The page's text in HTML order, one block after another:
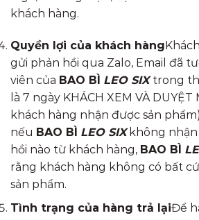
khách hàng.
Quyền lợi của khách hàng
gửi phản hồi qua Zalo, Email đã
viên của BAO BÌ LEO SIXtrong
là 7 ngày KHÁCH XEM VÀ
khách hàng nhận được sản
nếu BAO BÌ LEO SIXkhông nhận
hồi nào từ khách hàng, BAO BÌ
rằng khách hàng không có bất
sản phẩm.
Tình trạng của hàng trả lạiĐể